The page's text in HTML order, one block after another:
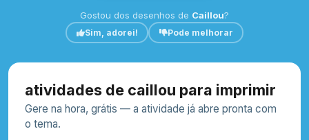
Gostou dos desenhos de Caillou?
Sim, adorei! Pode melhorar
atividades de caillou para imprimir
Gere na hora, grátis — a atividade já abre pronta com
o tema.